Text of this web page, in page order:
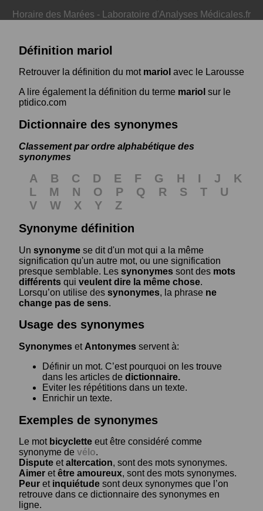
Horaire des Marées - Laboratoire d'Analyses Médicales.fr
Définition mariol
Retrouver la définition du mot mariol avec le Larousse
A lire également la définition du terme mariol sur le
ptidico.com
Dictionnaire des synonymes
Classement par ordre alphabétique des
synonymes
A B C D E F G H I J
K
L
M N O P Q R S T
U
V
W X Y
Z
Synonyme définition
Un synonyme se dit d'un mot qui a la même
signification qu'un autre mot, ou une signification
presque semblable. Les synonymes sont des mots
différents qui veulent dire la même chose.
Lorsqu’on utilise des synonymes, la phrase ne
change pas de sens.
Usage des synonymes
Synonymes et Antonymes servent à:
Définir un mot. C’est pourquoi on les trouve
dans les articles de dictionnaire.
Eviter les répétitions dans un texte.
Enrichir un texte.
Exemples de synonymes
Le mot bicyclette eut être considéré comme
synonyme de vélo.
Dispute etaltercation, sont des mots synonymes.
Aimer etêtre amoureux, sont des mots synonymes.
Peur et inquiétude sont deux synonymes que l’on
retrouve dans ce dictionnaire des synonymes en
ligne.